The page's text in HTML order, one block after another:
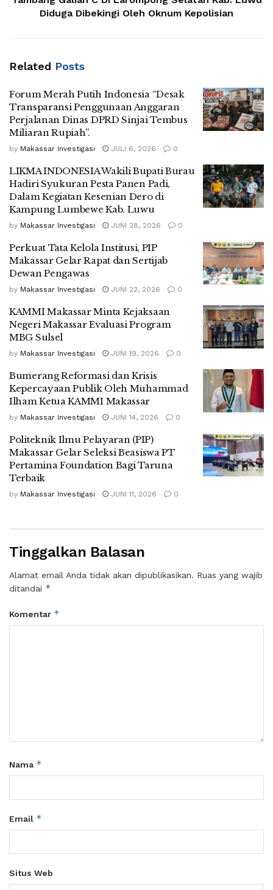
Diduga Dibekingi Oleh Oknum Kepolisian
Related Posts
Forum Merah Putih Indonesia “Desak
Transparansi Penggunaan Anggaran
Perjalanan Dinas DPRD Sinjai Tembus
Miliaran Rupiah”.
by Makassar Investigasi JULI 6, 2026 0
LIKMA INDONESIA Wakili Bupati Burau
Hadiri Syukuran Pesta Panen Padi,
Dalam Kegiatan Kesenian Dero di
Kampung Lumbewe Kab. Luwu
by Makassar Investigasi JUNI 28, 2026 0
Perkuat Tata Kelola Institusi, PIP
Makassar Gelar Rapat dan Sertijab
Dewan Pengawas
by Makassar Investigasi JUNI 22, 2026 0
KAMMI Makassar Minta Kejaksaan
Negeri Makassar Evaluasi Program
MBG Sulsel
by Makassar Investigasi JUNI 19, 2026 0
Bumerang Reformasi dan Krisis
Kepercayaan Publik Oleh Muhammad
Ilham Ketua KAMMI Makassar
by Makassar Investigasi JUNI 14, 2026 0
Politeknik Ilmu Pelayaran (PIP)
Makassar Gelar Seleksi Beasiswa PT
Pertamina Foundation Bagi Taruna
Terbaik
by Makassar Investigasi JUNI 11, 2026 0
Tinggalkan Balasan
Alamat email Anda tidak akan dipublikasikan. Ruas yang wajib
ditandai *
Komentar *
Nama *
Email *
Situs Web